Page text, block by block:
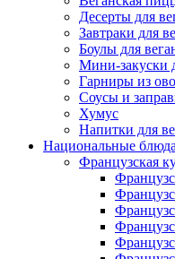
Десерты для
Завтраки для
Боулы для
Мини-закуски
Гарниры из
Соусы и
Хумус
Напитки для
Национальные блюда
Французская